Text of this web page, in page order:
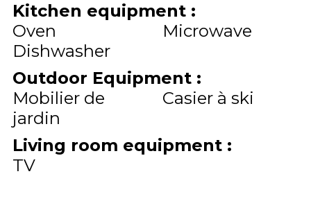
Kitchen equipment :
Oven
Microwave
Dishwasher
Outdoor Equipment :
Mobilier de
jardin
Casier à ski
Living room equipment :
TV